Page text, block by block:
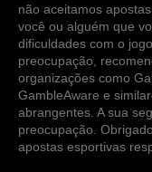
não aceitamos
você ou alguém que
dificuldades com o
preocupação,
organizações como
GambleAware e
abrangentes. A sua
preocupação.
apostas esportivas